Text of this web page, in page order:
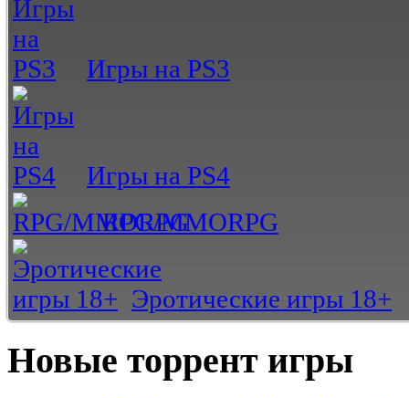
Игры на PS3
Игры на PS4
RPG/MMORPG
Эротические игры 18+
Новые торрент игры